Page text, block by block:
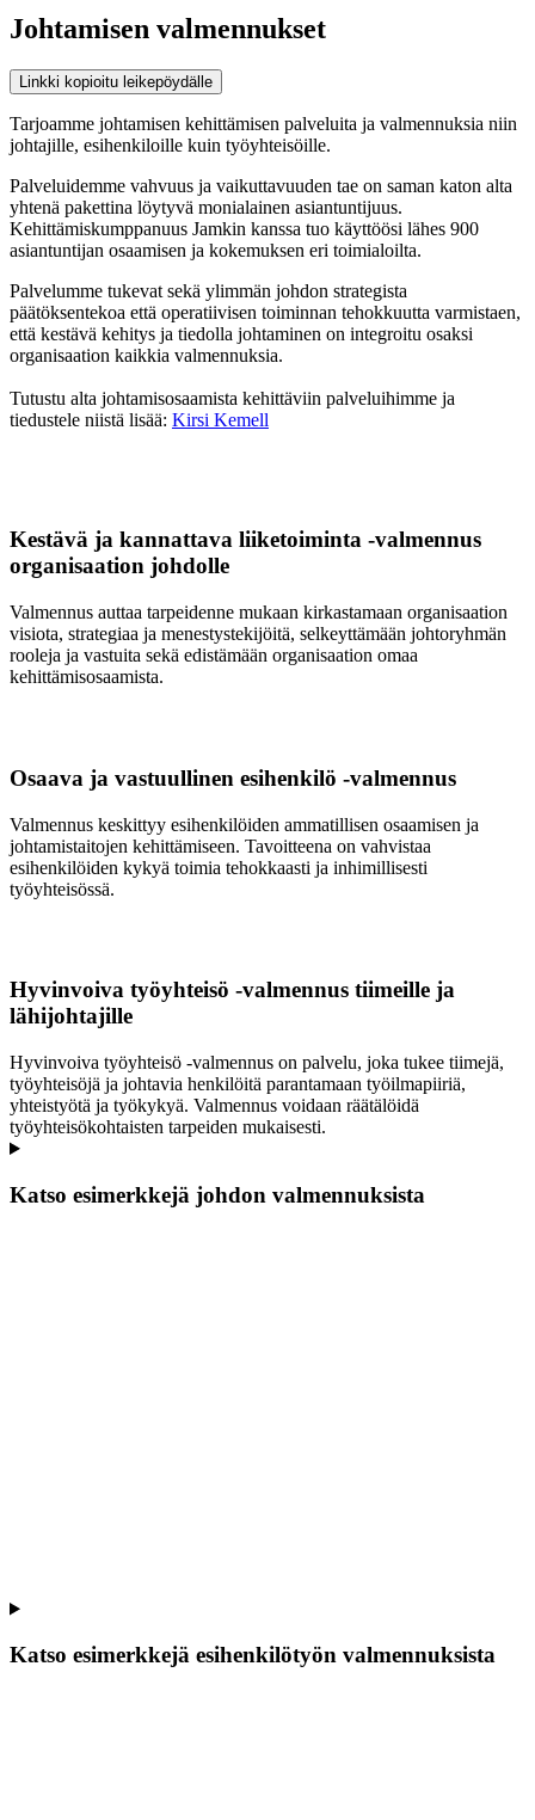
Johtamisen valmennukset
Linkki kopioitu leikepöydälle
Tarjoamme johtamisen kehittämisen palveluita ja valmennuksia niin
johtajille, esihenkiloille kuin työyhteisöille.
Palveluidemme vahvuus ja vaikuttavuuden tae on saman katon alta
yhtenä pakettina löytyvä monialainen asiantuntijuus.
Kehittämiskumppanuus Jamkin kanssa tuo käyttöösi lähes 900
asiantuntijan osaamisen ja kokemuksen eri toimialoilta.
Palvelumme tukevat sekä ylimmän johdon strategista
päätöksentekoa että operatiivisen toiminnan tehokkuutta varmistaen,
että kestävä kehitys ja tiedolla johtaminen on integroitu osaksi
organisaation kaikkia valmennuksia.
Tutustu alta johtamisosaamista kehittäviin palveluihimme ja
tiedustele niistä lisää: Kirsi Kemell
Kestävä ja kannattava liiketoiminta -valmennus
organisaation johdolle
Valmennus auttaa tarpeidenne mukaan kirkastamaan organisaation
visiota, strategiaa ja menestystekijöitä, selkeyttämään johtoryhmän
rooleja ja vastuita sekä edistämään organisaation omaa
kehittämisosaamista.
Osaava ja vastuullinen esihenkilö -valmennus
Valmennus keskittyy esihenkilöiden ammatillisen osaamisen ja
johtamistaitojen kehittämiseen. Tavoitteena on vahvistaa
esihenkilöiden kykyä toimia tehokkaasti ja inhimillisesti
työyhteisössä.
Hyvinvoiva työyhteisö -valmennus tiimeille ja
lähijohtajille
Hyvinvoiva työyhteisö -valmennus on palvelu, joka tukee tiimejä,
työyhteisöjä ja johtavia henkilöitä parantamaan työilmapiiriä,
yhteistyötä ja työkykyä. Valmennus voidaan räätälöidä
työyhteisökohtaisten tarpeiden mukaisesti.
Katso esimerkkejä johdon valmennuksista
Katso esimerkkejä esihenkilötyön valmennuksista